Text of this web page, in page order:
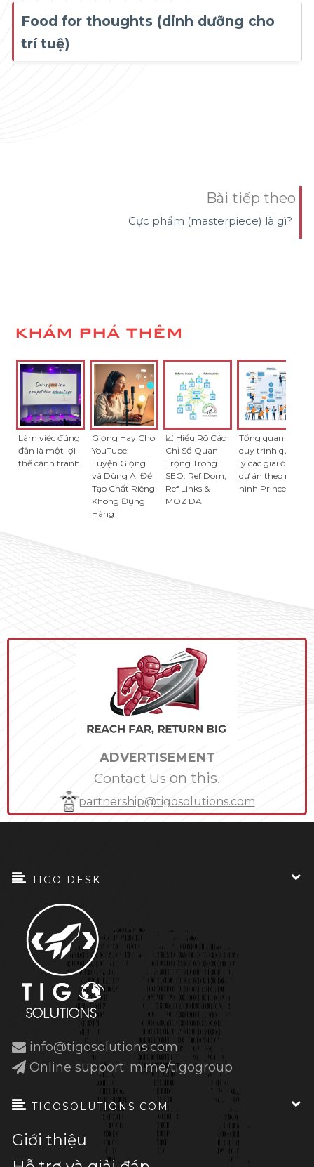
Food for thoughts (dinh dưỡng cho
trí tuệ)
Bài tiếp theo
Cực phẩm (masterpiece) là gì?
KHÁM PHÁ THÊM
Làm việc đúng
đắn là một lợi
thế cạnh tranh
Giọng Hay Cho
YouTube:
Luyện Giọng
và Dùng AI Để
Tạo Chất Riêng
Không Đụng
Hàng
📈 Hiểu Rõ Các
Chỉ Số Quan
Trọng Trong
SEO: Ref Dom,
Ref Links &
MOZ DA
Tổng quan về
quy trình quản
lý các giai đoạn
dự án theo mô
hình Prince2
ADVERTISEMENT
Contact Us on this.
partnership@tigosolutions.com
TIGO DESK
info@tigosolutions.com
Online support: m.me/tigogroup
TIGOSOLUTIONS.COM
Giới thiệu